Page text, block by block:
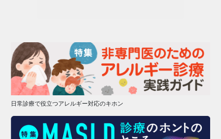
日常診療で役立つアレルギー対応のキホン